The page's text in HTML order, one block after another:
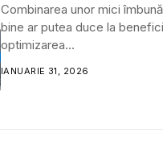
Combinarea unor mici
bine ar putea duce la
optimizarea...
IANUARIE 31, 2026